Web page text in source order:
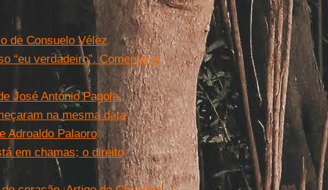
de Consuelo Vélez
“eu verdadeiro”. Comentário
José Antonio Pagola
na mesma data
Adroaldo Palaoro
em chamas; o direito